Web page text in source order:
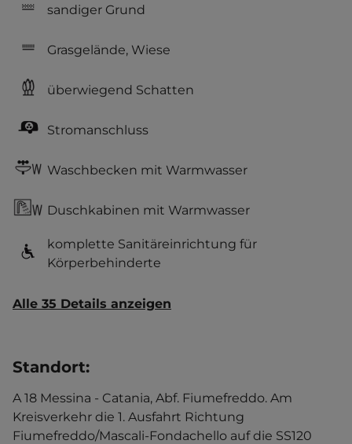
sandiger Grund
Grasgelände, Wiese
überwiegend Schatten
Stromanschluss
Waschbecken mit Warmwasser
Duschkabinen mit Warmwasser
komplette Sanitäreinrichtung für
Körperbehinderte
Alle 35 Details anzeigen
Standort:
A 18 Messina - Catania, Abf. Fiumefreddo. Am
Kreisverkehr die 1. Ausfahrt Richtung
Fiumefreddo/Mascali-Fondachello auf die SS120